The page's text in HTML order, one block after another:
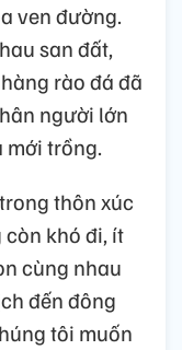
ven đường.
san đất,
rào đá đã
người lớn
trồng.
thôn xúc
khó đi, ít
cùng nhau
đến đông
tôi muốn